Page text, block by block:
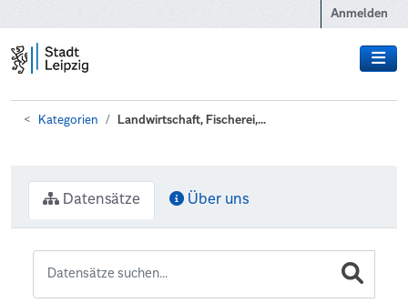
Anmelden
Kategorien Landwirtschaft, Fischerei,...
Datensätze Über uns